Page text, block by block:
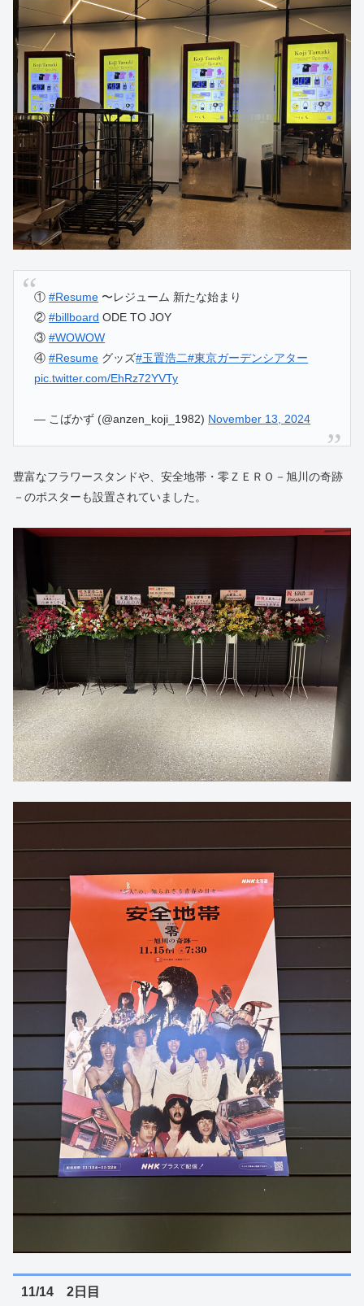
①#Resume 〜レジューム 新たな始まり
②#billboard ODE TO JOY
③#WOWOW
④#Resume グッズ#玉置浩二#東京ガーデンシアター
pic.twitter.com/EhRz72YVTy
— こばかず (@anzen_koji_1982) November 13, 2024
豊富なフラワースタンドや、安全地帯・零ＺＥＲＯ－旭川の奇跡
－のポスターも設置されていました。
11/14 2日目